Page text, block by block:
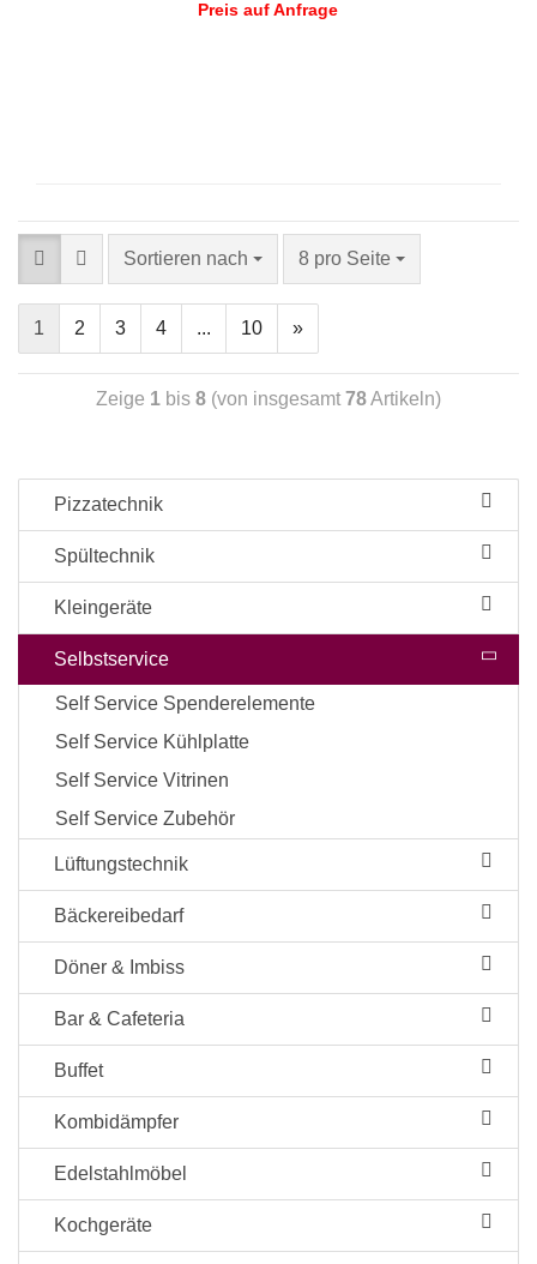
Preis auf Anfrage
Sortieren nach 8 pro Seite
1 2 3 4 ... 10 »
Zeige 1 bis 8 (von insgesamt 78Artikeln)
Pizzatechnik
Spültechnik
Kleingeräte
Selbstservice
Self Service Spenderelemente
Self Service Kühlplatte
Self Service Vitrinen
Self Service Zubehör
Lüftungstechnik
Bäckereibedarf
Döner & Imbiss
Bar & Cafeteria
Buffet
Kombidämpfer
Edelstahlmöbel
Kochgeräte